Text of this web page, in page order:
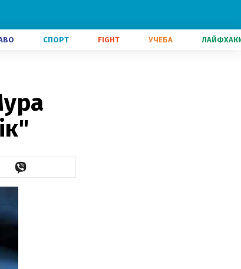
СПОРТ FIGHT УЧЕБА